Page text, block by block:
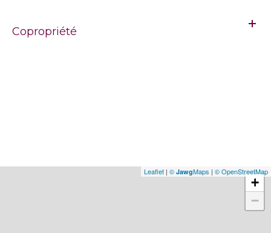
Copropriété
+
−
Leaflet | © JawgMaps | © OpenStreetMap